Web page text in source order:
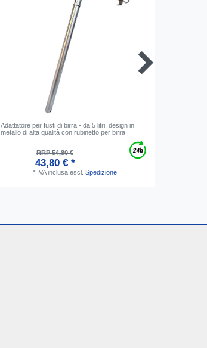
Аdattatore per fusti di birra - da 5 litri, design in
metallo di alta qualità con rubinetto per birra
RRP 54,80 €
43,80 € *
* IVA inclusaescl. Spedizione